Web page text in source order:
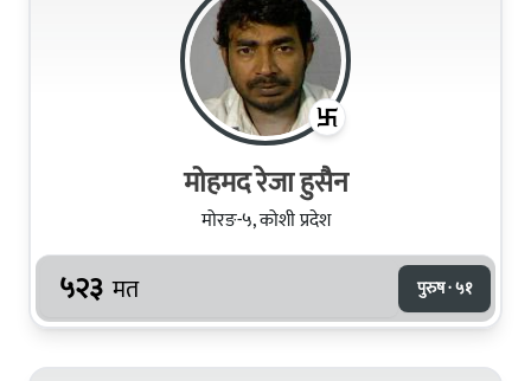
मोहमद रेजा हुसैन
मोरङ-५, कोशी प्रदेश
५२३ मत पुरुष · ५१